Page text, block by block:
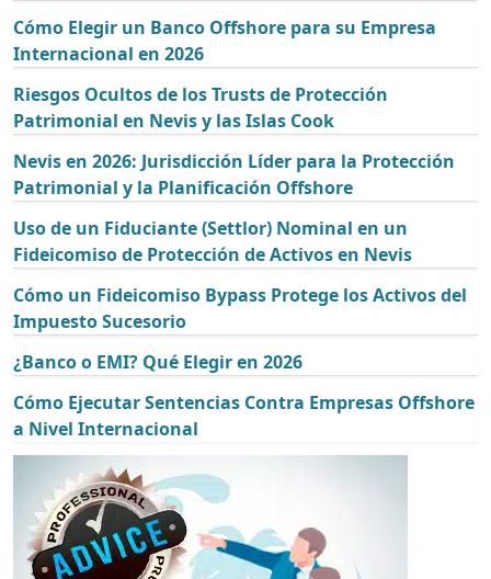
Cómo Elegir un Banco Offshore para su Empresa
Internacional en 2026
Riesgos Ocultos de los Trusts de Protección
Patrimonial en Nevis y las Islas Cook
Nevis en 2026: Jurisdicción Líder para la Protección
Patrimonial y la Planificación Offshore
Uso de un Fiduciante (Settlor) Nominal en un
Fideicomiso de Protección de Activos en Nevis
Cómo un Fideicomiso Bypass Protege los Activos del
Impuesto Sucesorio
¿Banco o EMI? Qué Elegir en 2026
Cómo Ejecutar Sentencias Contra Empresas Offshore
a Nivel Internacional